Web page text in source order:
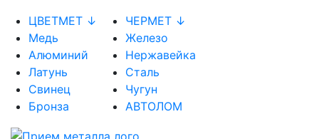
ЦВЕТМЕТ ↓
Медь
Алюминий
Латунь
Свинец
Бронза
ЧЕРМЕТ ↓
Железо
Нержавейка
Сталь
Чугун
АВТОЛОМ